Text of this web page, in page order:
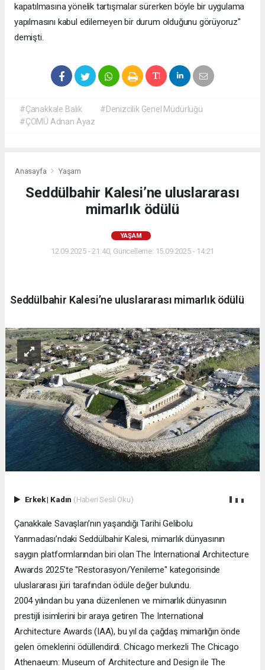
kapatılmasına yönelik tartışmalar sürerken böyle bir uygulama
yapılmasını kabul edilemeyen bir durum olduğunu görüyoruz"
demişti.
#Çanakkale Balık
#Denizcilik Genel Müdürlüğü
#ÇOMÜ Adnan Ayaz
Anasayfa Yaşam
Seddülbahir Kalesi’ne uluslararası
mimarlık ödülü
YAŞAM
12.09.2025 - 21:40, Güncelleme: 15.09.2025 - 14:21
Seddülbahir Kalesi’ne uluslararası mimarlık ödülü
Erkek| Kadın (Haberi Sesli Oku)
Çanakkale Savaşları’nın yaşandığı Tarihi Gelibolu
Yarımadası’ndaki Seddülbahir Kalesi, mimarlık dünyasının
saygın platformlarından biri olan The International Architecture
Awards 2025’te "Restorasyon/Yenileme" kategorisinde
uluslararası jüri tarafından ödüle değer bulundu.
2004 yılından bu yana düzenlenen ve mimarlık dünyasının
prestijli isimlerini bir araya getiren The International
Architecture Awards (IAA), bu yıl da çağdaş mimarlığın önde
gelen örneklerini ödüllendirdi. Chicago merkezli The Chicago
Athenaeum: Museum of Architecture and Design ile The